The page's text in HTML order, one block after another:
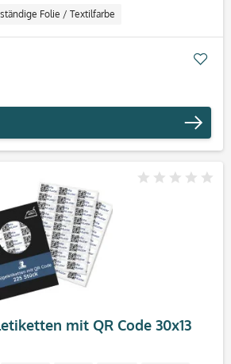
Folie / Textilfarbe
mit QR Code 30x13